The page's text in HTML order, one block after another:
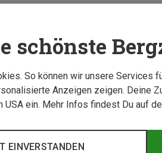
schönste
So können wir unsere Services
Anzeigen zeigen. Deine
USA ein. Mehr Infos findest Du auf
EINVERSTANDEN